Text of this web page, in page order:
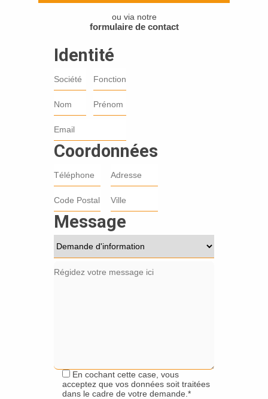
ou via notre
formulaire de contact
Identité
Coordonnées
Message
En cochant cette case, vous
acceptez que vos données soit traitées
dans le cadre de votre demande.*